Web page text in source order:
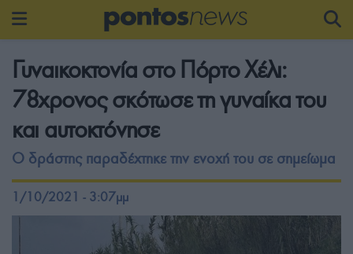
Γυναικοκτονία στο Πόρτο Χέλι:
78χρονος σκότωσε τη γυναίκα του
και αυτοκτόνησε
Ο δράστης παραδέχτηκε την ενοχή του σε σημείωμα
1/10/2021 - 3:07μμ